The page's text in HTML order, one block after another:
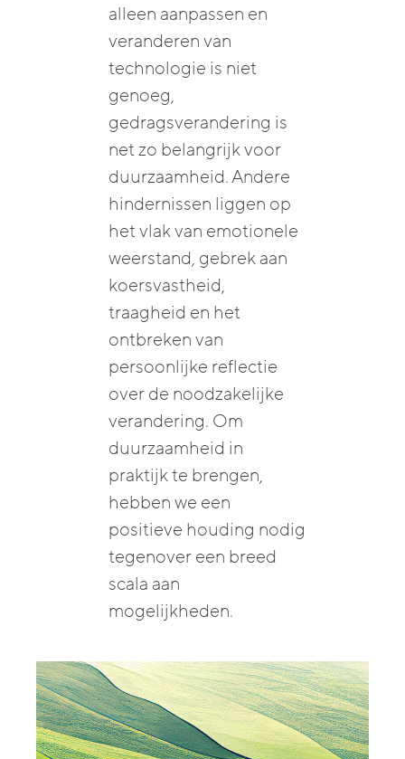
alleen aanpassen en
veranderen van
technologie is niet
genoeg,
gedragsverandering is
net zo belangrijk voor
duurzaamheid. Andere
hindernissen liggen op
het vlak van emotionele
weerstand, gebrek aan
koersvastheid,
traagheid en het
ontbreken van
persoonlijke reflectie
over de noodzakelijke
verandering. Om
duurzaamheid in
praktijk te brengen,
hebben we een
positieve houding nodig
tegenover een breed
scala aan
mogelijkheden.